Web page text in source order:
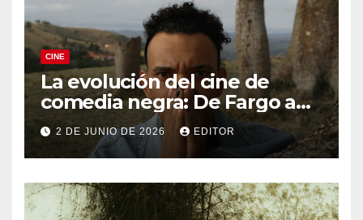
CINE
La evolución del cine de
comedia negra: De Fargo a
Knives Out
2 DE JUNIO DE 2026 EDITOR